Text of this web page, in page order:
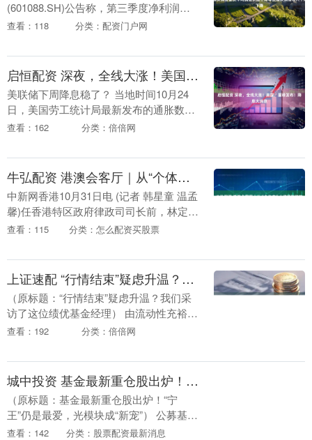
(601088.SH)公告称，第三季度净利润
144.11亿元，同比下降6.2%；前三季度净
查看：118 分类：配资门户网
启恒配资 深夜，全线大涨！美国，重磅发布！降息大消息
美联储下周降息稳了？ 当地时间10月24
日，美国劳工统计局最新发布的通胀数据
显示，美国9月物价上涨速度低于市场预
数据发布后....
查看：162 分类：倍倍网
牛弘配资 港澳会客厅｜从“个体户”大律师到律政司司长 林定国：挑战相当大
中新网香港10月31日电 (记者 韩星童 温孟
馨)任香港特区政府律政司司长前，林定国
做了约30年的大律师。近日接受中新网“港
查看：115 分类：怎么配资买股票
上证速配 “行情结束”疑虑升温？我们采访了这位绩优基金经理
（原标题：“行情结束”疑虑升温？我们采
访了这位绩优基金经理） 由流动性充裕、
经济复苏、政策支持等多重因素共同推动
显著的特点 ....
查看：192 分类：倍倍网
城中投资 基金最新重仓股出炉！“宁王”仍是最爱，光模块成“新宠”
（原标题：基金最新重仓股出炉！“宁
王”仍是最爱，光模块成“新宠”） 公募基金
2025年三季报出炉，这份“成绩单”取得历
查看：142 分类：股票配资最新消息